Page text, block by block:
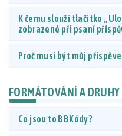
K čemu slouží tlačítko
zobrazené při psaní
Proč musí být můj
FORMÁTOVÁNÍ A
Co jsou to BBKódy?